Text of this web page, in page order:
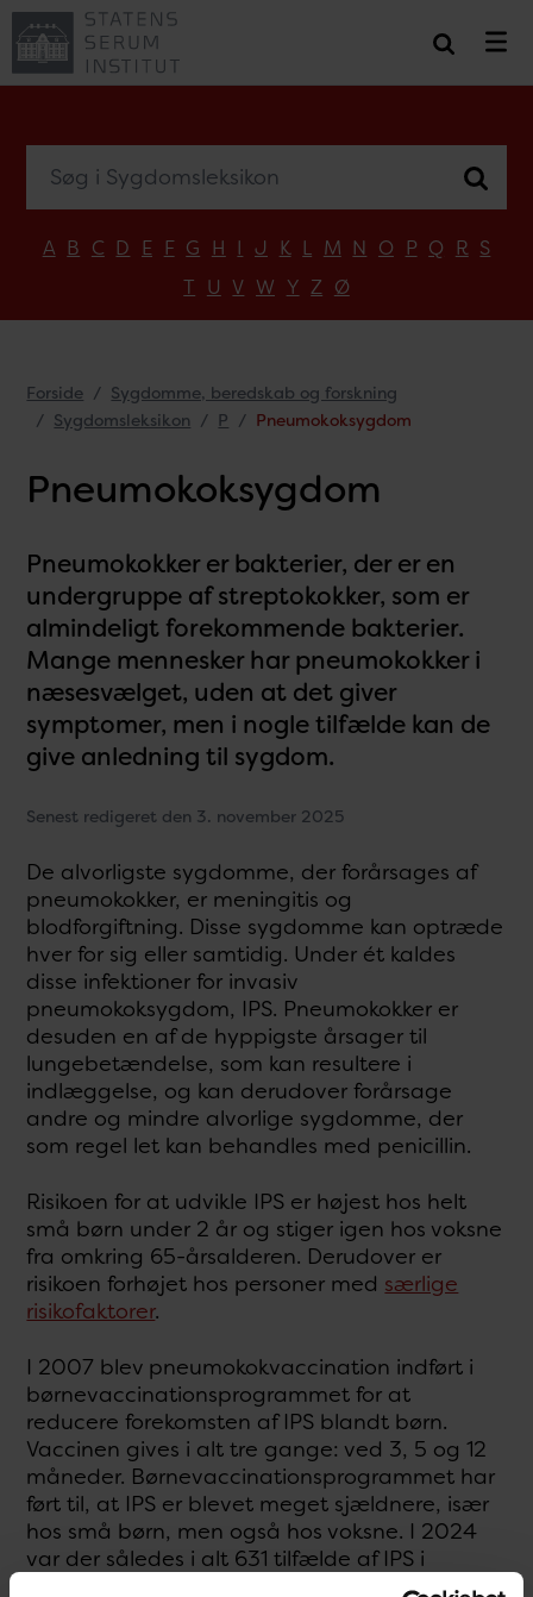
A B C D E F G H I J K L M N O P Q R S
T U V W Y Z Ø
Forside
Sygdomme, beredskab og forskning
Sygdomsleksikon
P Pneumokoksygdom
Pneumokoksygdom
Pneumokokker er bakterier, der er en
undergruppe af streptokokker, som er
almindeligt forekommende bakterier.
Mange mennesker har pneumokokker i
næsesvælget, uden at det giver
symptomer, men i nogle tilfælde kan de
give anledning til sygdom.
Senest redigeret den 3. november 2025
De alvorligste sygdomme, der forårsages af
pneumokokker, er meningitis og
blodforgiftning. Disse sygdomme kan optræde
hver for sig eller samtidig. Under ét kaldes
disse infektioner for invasiv
pneumokoksygdom, IPS. Pneumokokker er
desuden en af de hyppigste årsager til
lungebetændelse, som kan resultere i
indlæggelse, og kan derudover forårsage
andre og mindre alvorlige sygdomme, der
som regel let kan behandles med penicillin.
Risikoen for at udvikle IPS er højest hos helt
små børn under 2 år og stiger igen hos voksne
fra omkring 65-årsalderen. Derudover er
risikoen forhøjet hos personer med særlige
risikofaktorer.
I 2007 blev pneumokokvaccination indført i
børnevaccinationsprogrammet for at
reducere forekomsten af IPS blandt børn.
Vaccinen gives i alt tre gange: ved 3, 5 og 12
måneder. Børnevaccinationsprogrammet har
ført til, at IPS er blevet meget sjældnere, især
hos små børn, men også hos voksne. I 2024
var der således i alt 631 tilfælde af IPS i